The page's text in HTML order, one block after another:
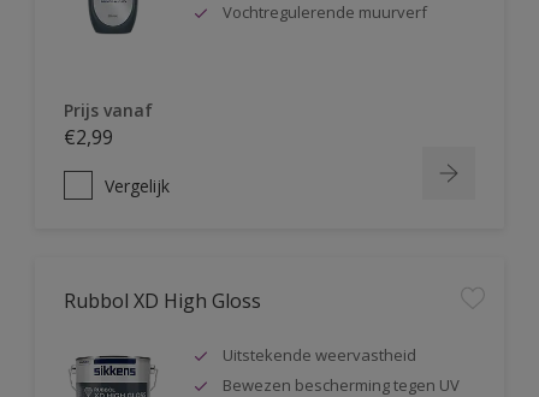
Vochtregulerende muurverf
Prijs vanaf
€2,99
Vergelijk
Rubbol XD High Gloss
Uitstekende weervastheid
Bewezen bescherming tegen UV